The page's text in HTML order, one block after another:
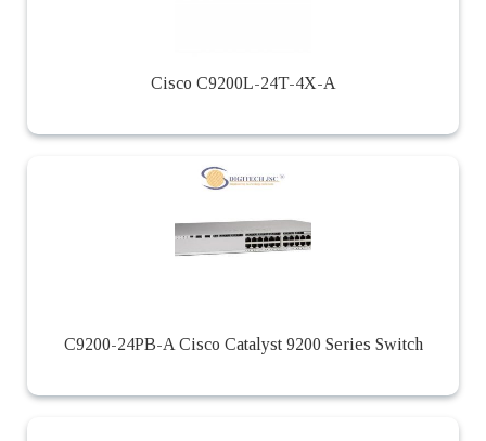
Cisco C9200L-24T-4X-A
C9200-24PB-A Cisco Catalyst 9200 Series Switch